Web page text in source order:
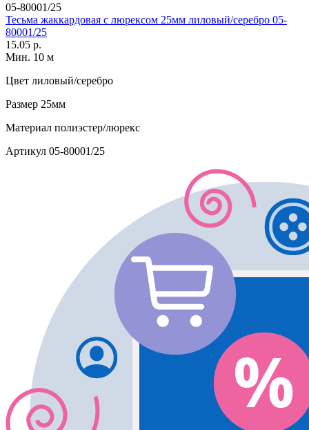
05-80001/25
Тесьма жаккардовая с люрексом 25мм лиловый/серебро 05-
80001/25
15.05 р.
Мин. 10 м
Цвет лиловый/серебро
Размер 25мм
Материал полиэстер/люрекс
Артикул 05-80001/25